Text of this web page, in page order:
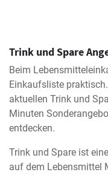
Trink und Spare
Beim
Einkaufsliste
aktuellen Trink und
Minuten
entdecken.
Trink und Spare ist
auf dem Lebensmittel